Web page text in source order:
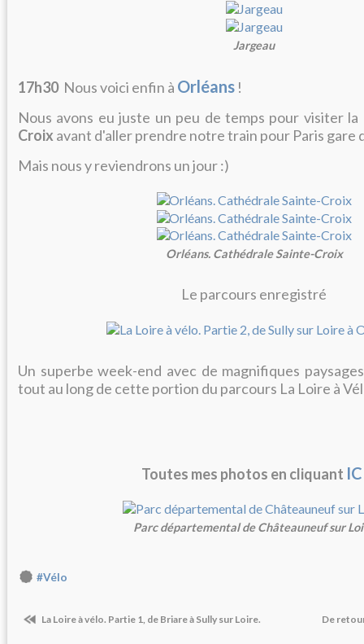
Jargeau
17h30Nous voici enfin à Orléans !
Nous avons eu juste un peu de temps pour visiter la
Croix avant d'aller prendre notre train pour Paris gare
Mais nous y reviendrons un jour :)
Orléans. Cathédrale Sainte-Croix
Le parcours enregistré
Un superbe week-end avec de magnifiques
tout au long de cette portion du parcours La Loire à
Toutes mes photos en cliquant
Parc départemental de Châteauneuf sur
#Vélo
La Loire à vélo. Partie 1, de Briare à Sully sur Loire. De